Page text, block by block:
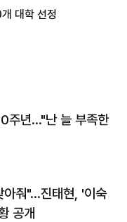
대학 선정
주년…"난 늘 부족한
아줘"…진태현, '이숙
공개